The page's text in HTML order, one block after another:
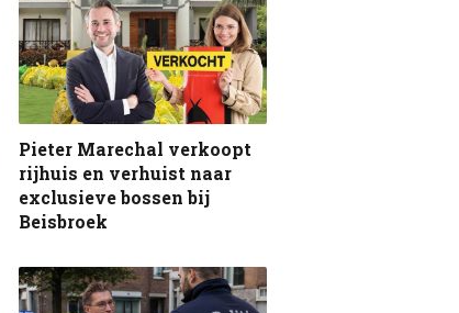
Pieter Marechal verkoopt
rijhuis en verhuist naar
exclusieve bossen bij
Beisbroek